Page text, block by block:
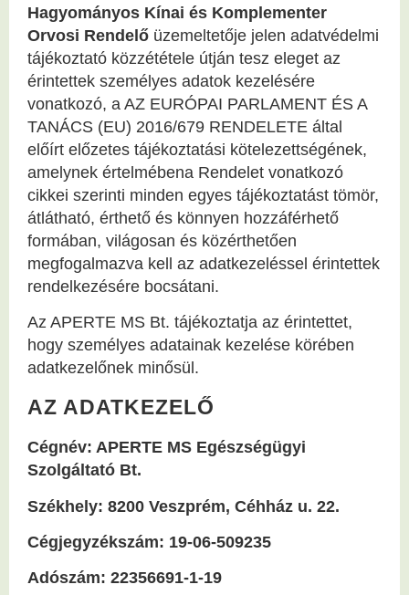
Hagyományos Kínai és Komplementer
Orvosi Rendelő üzemeltetője jelen adatvédelmi
tájékoztató közzététele útján tesz eleget az
érintettek személyes adatok kezelésére
vonatkozó, a AZ EURÓPAI PARLAMENT ÉS A
TANÁCS (EU) 2016/679 RENDELETE által
előírt előzetes tájékoztatási kötelezettségének,
amelynek értelmébena Rendelet vonatkozó
cikkei szerinti minden egyes tájékoztatást tömör,
átlátható, érthető és könnyen hozzáférhető
formában, világosan és közérthetően
megfogalmazva kell az adatkezeléssel érintettek
rendelkezésére bocsátani.
Az APERTE MS Bt. tájékoztatja az érintettet,
hogy személyes adatainak kezelése körében
adatkezelőnek minősül.
AZ ADATKEZELŐ
Cégnév: APERTE MS Egészségügyi
Szolgáltató Bt.
Székhely: 8200 Veszprém, Céhház u. 22.
Cégjegyzékszám: 19-06-509235
Adószám: 22356691-1-19